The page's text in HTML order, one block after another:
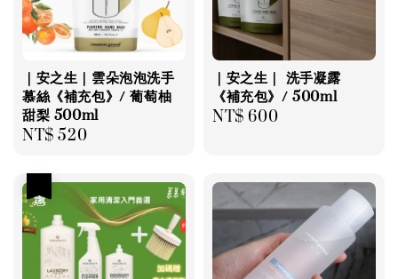
｜安之生｜雲朵泡泡洗手
慕絲《補充包》/ 葡萄柚
甜梨 500ml
Regular
NT$ 520
｜安之生｜ 洗手凝露
《補充包》/ 500ml
Regular
NT$ 600